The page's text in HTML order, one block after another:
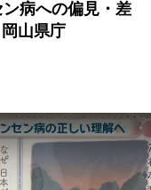
病への偏見・差
山県庁